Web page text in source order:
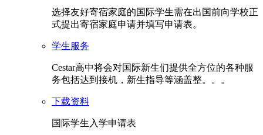
选择友好寄宿家庭的国际学生需在出国前向学校正
式提出寄宿家庭申请并填写申请表。
学生服务
Cestar高中将会对国际新生们提供全方位的各种服
务包括达到接机，新生指导等涵盖整。。。
下载资料
国际学生入学申请表